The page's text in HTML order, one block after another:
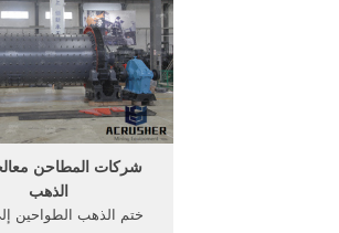
المتحدة، يُستخرج من
إطلاق اسم منجم ذهب
كيفية فصل ...
شركات المطاحن
الذهب
ختم الذهب الطواحين